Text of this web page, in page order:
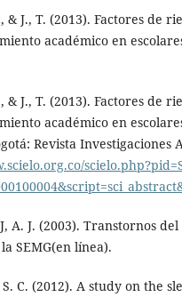
& J., T. (2013). Factores de
académico en
& J., T. (2013). Factores de
académico en
Revista Investigaciones
A. J. (2003). Transtornos
SEMG(en línea).
S. C. (2012). A study on the